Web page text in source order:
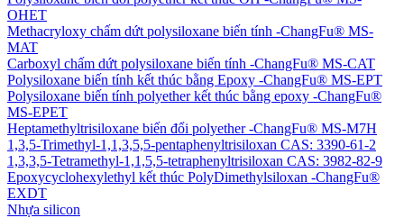
OHET
Methacryloxy chấm dứt polysiloxane biến tính -ChangFu® MS-
MAT
Carboxyl chấm dứt polysiloxane biến tính -ChangFu® MS-CAT
Polysiloxane biến tính kết thúc bằng Epoxy -ChangFu® MS-EPT
Polysiloxane biến tính polyether kết thúc bằng epoxy -ChangFu®
MS-EPET
Heptamethyltrisiloxane biến đổi polyether -ChangFu® MS-M7H
1,3,5-Trimethyl-1,1,3,5,5-pentaphenyltrisiloxan CAS: 3390-61-2
1,3,3,5-Tetramethyl-1,1,5,5-tetraphenyltrisiloxan CAS: 3982-82-9
Epoxycyclohexylethyl kết thúc PolyDimethylsiloxan -ChangFu®
EXDT
Nhựa silicon